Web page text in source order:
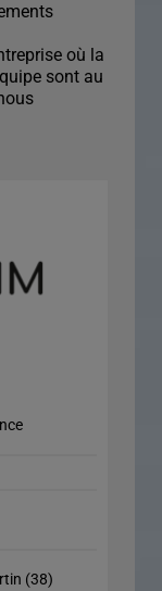
où la
sont au
(38)